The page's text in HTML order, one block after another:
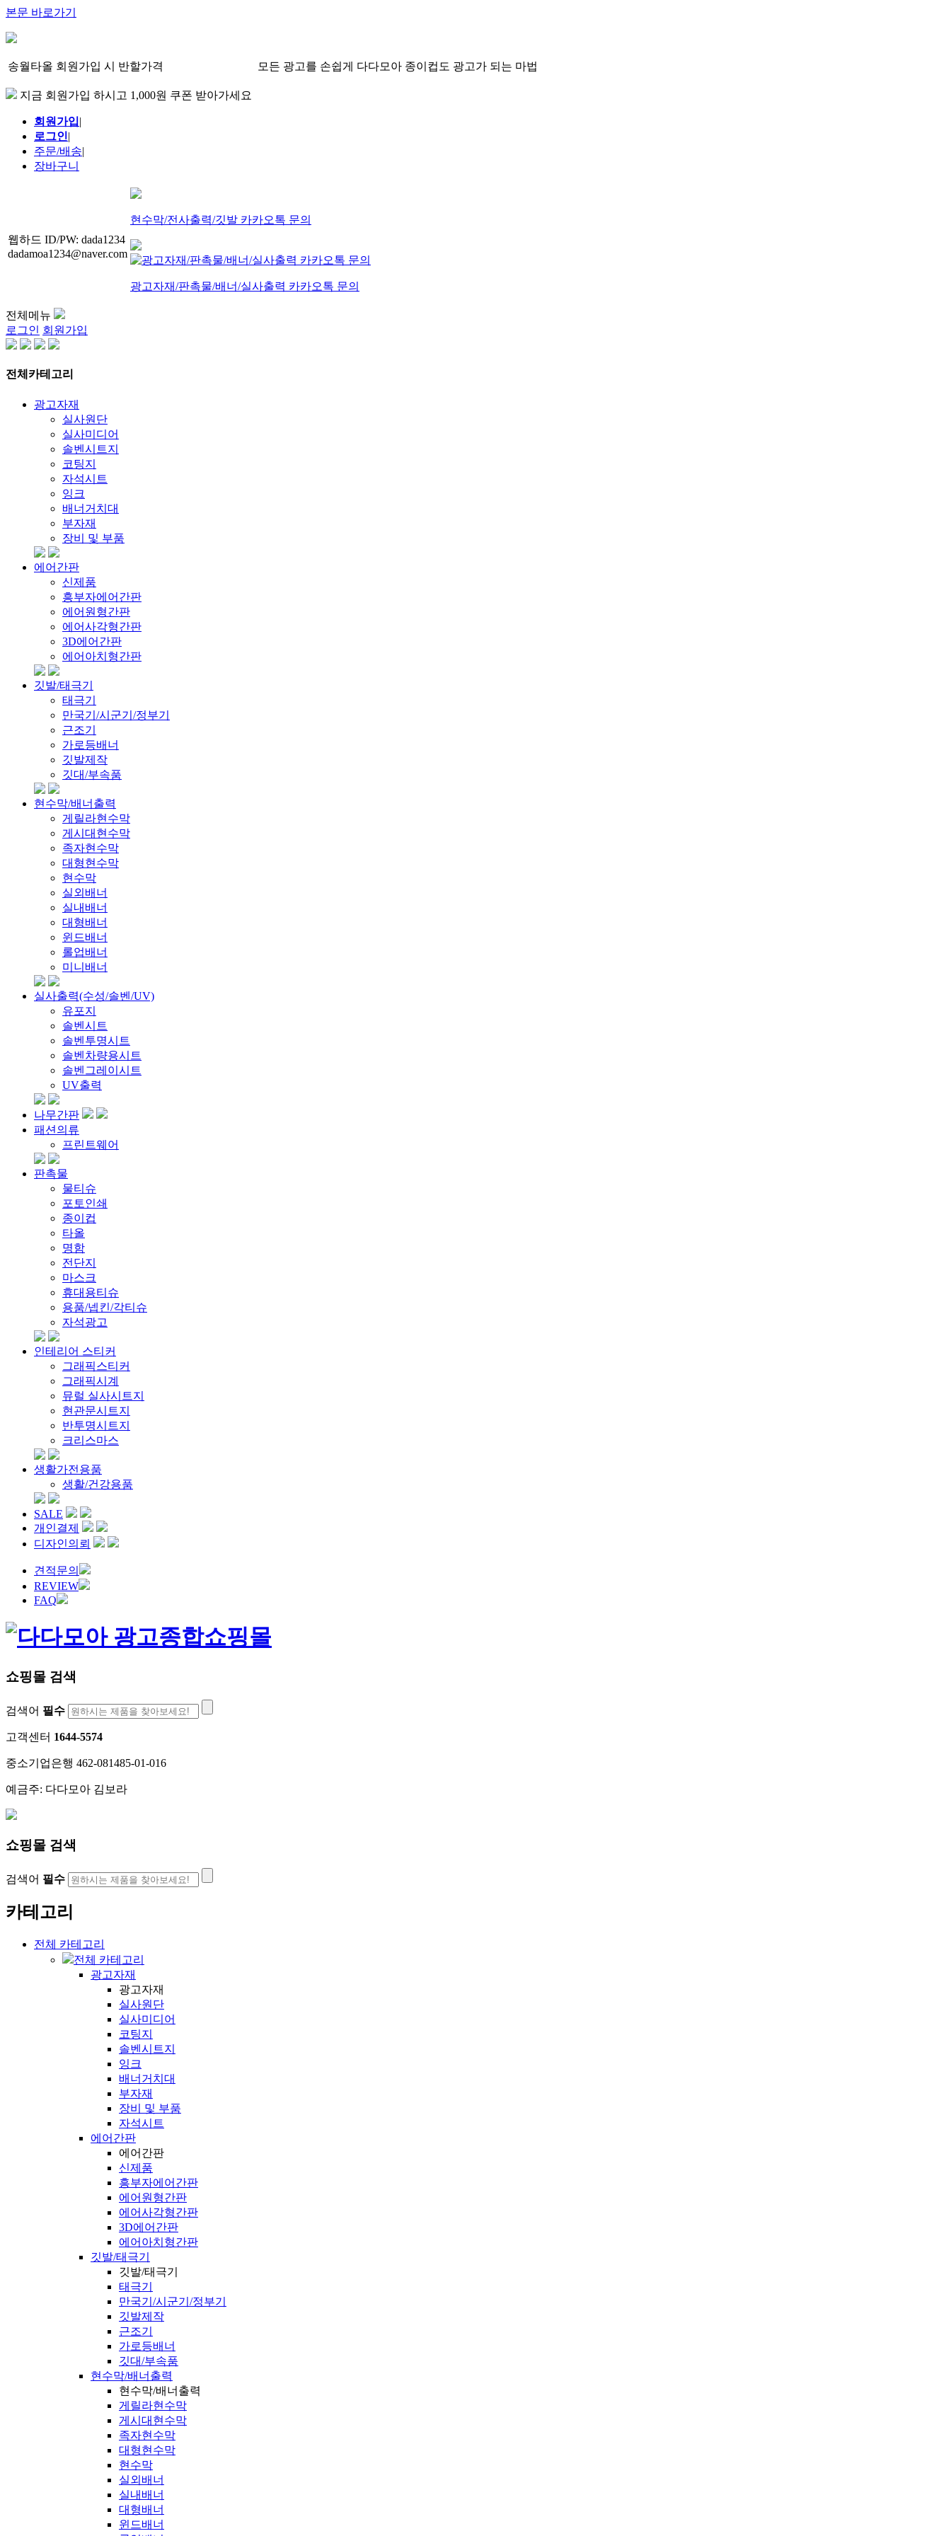
본문 바로가기
송월타올 회원가입 시 반할가격 모든 광고를 손쉽게 다다모아 종이컵도 광고가 되는 마법
지금 회원가입 하시고 1,000원 쿠폰 받아가세요
회원가입|
로그인|
주문/배송|
장바구니
웹하드 ID/PW: dada1234
dadamoa1234@naver.com
현수막/전사출력/깃발 카카오톡 문의
광고자재/판촉물/배너/실사출력 카카오톡 문의
전체메뉴
로그인 회원가입
전체카테고리
광고자재
실사원단
실사미디어
솔벤시트지
코팅지
자석시트
잉크
배너거치대
부자재
장비 및 부품
에어간판
신제품
흥부자에어간판
에어원형간판
에어사각형간판
3D에어간판
에어아치형간판
깃발/태극기
태극기
만국기/시군기/정부기
근조기
가로등배너
깃발제작
깃대/부속품
현수막/배너출력
게릴라현수막
게시대현수막
족자현수막
대형현수막
현수막
실외배너
실내배너
대형배너
윈드배너
롤업배너
미니배너
실사출력(수성/솔벤/UV)
유포지
솔벤시트
솔벤투명시트
솔벤차량용시트
솔벤그레이시트
UV출력
나무간판
패션의류
프린트웨어
판촉물
물티슈
포토인쇄
종이컵
타올
명함
전단지
마스크
휴대용티슈
용품/넵킨/각티슈
자석광고
인테리어 스티커
그래픽스티커
그래픽시계
뮤럴 실사시트지
현관문시트지
반투명시트지
크리스마스
생활가전용품
생활/건강용품
SALE
개인결제
디자인의뢰
견적문의
REVIEW
FAQ
쇼핑몰 검색
검색어 필수
고객센터 1644-5574
중소기업은행 462-081485-01-016
예금주: 다다모아 김보라
쇼핑몰 검색
검색어 필수
카테고리
전체 카테고리
전체 카테고리
광고자재
광고자재
실사원단
실사미디어
코팅지
솔벤시트지
잉크
배너거치대
부자재
장비 및 부품
자석시트
에어간판
에어간판
신제품
흥부자에어간판
에어원형간판
에어사각형간판
3D에어간판
에어아치형간판
깃발/태극기
깃발/태극기
태극기
만국기/시군기/정부기
깃발제작
근조기
가로등배너
깃대/부속품
현수막/배너출력
현수막/배너출력
게릴라현수막
게시대현수막
족자현수막
대형현수막
현수막
실외배너
실내배너
대형배너
윈드배너